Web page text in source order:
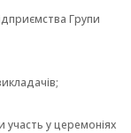
Групи
участь у церемоніях